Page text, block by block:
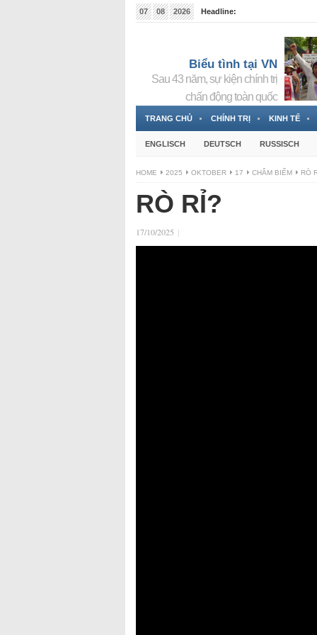
07 08 2026
Headline:
Biểu tình tại VN
Sau 43 năm, sự kiện chính trị
chấn động toàn quốc
TRANG CHỦ CHÍNH TRỊ KINH TẾ
ENGLISCH DEUTSCH RUSSISCH
HOME 2025 OKTOBER 17 CHÂM BIẾM RÒ
RÒ RỈ?
17/10/2025 |